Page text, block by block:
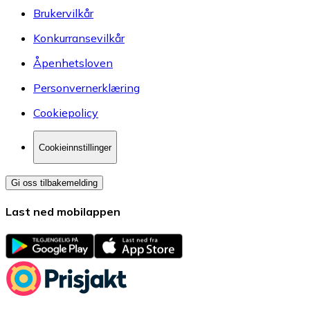
Brukervilkår
Konkurransevilkår
Åpenhetsloven
Personvernerklæring
Cookiepolicy
Cookieinnstillinger
Gi oss tilbakemelding
Last ned mobilappen